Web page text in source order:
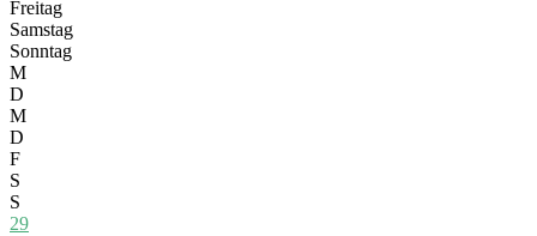
Freitag
Samstag
Sonntag
M
D
M
D
F
S
S
29